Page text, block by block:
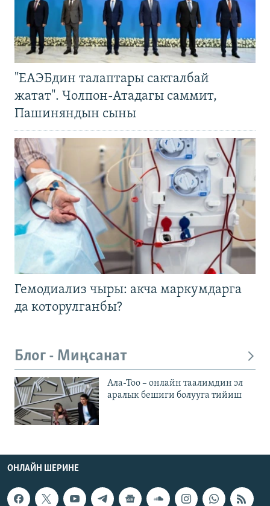
"ЕАЭБдин талаптары сакталбай
жатат". Чолпон-Атадагы саммит,
Пашиняндын сыны
Гемодиализ чыры: акча маркумдарга
да которулганбы?
Блог - Миңсанат
Ала-Тоо – онлайн таалимдин эл
аралык бешиги болууга тийиш
ОНЛАЙН ШЕРИНЕ